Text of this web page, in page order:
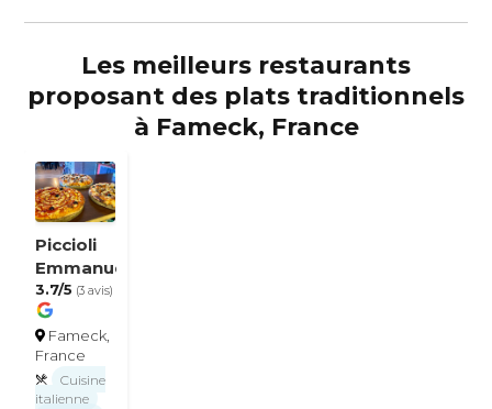
Les meilleurs restaurants
proposant des plats traditionnels
à Fameck, France
Piccioli
Emmanuel
3.7/5 (3 avis)
Fameck,
France
Cuisine
italienne